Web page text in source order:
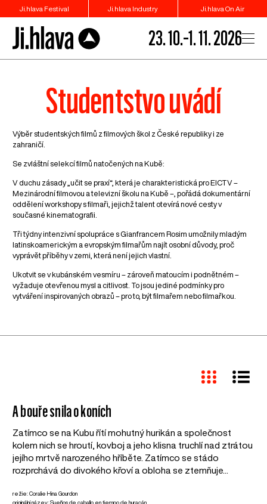
Ji.hlava Festival Ji.hlava Industry Ji.hlava On Air
23. 10.–1. 11. 2026
Studentstvo uvádí
Výběr studentských filmů z filmových škol z České republiky i ze
zahraničí.
Se zvláštní selekcí filmů natočených na Kubě:
V duchu zásady „učit se praxí“, která je charakteristická pro EICTV –
Mezinárodní filmovou a televizní školu na Kubě –, pořádá dokumentární
oddělení workshopy s filmaři, jejichž talent otevírá nové cesty v
současné kinematografii.
Tři týdny intenzivní spolupráce s Gianfrancem Rosim umožnily mladým
latinskoamerickým a evropským filmařům najít osobní důvody, proč
vyprávět příběhy v zemi, která není jejich vlastní.
Ukotvit se v kubánském vesmíru – zároveň matoucím i podnětném –
vyžaduje otevřenou mysl a citlivost. To jsou jediné podmínky pro
vytváření inspirovaných obrazů – pro to, být filmařem nebo filmařkou.
A bouře snila o koních
Zatímco se na Kubu řítí mohutný hurikán a společnost
kolem nich se hroutí, kovboj a jeho klisna truchlí nad ztrátou
jejího mrtvě narozeného hříběte. Zatímco se stádo
rozprchává do divokého křoví a obloha se ztemňuje...
režie: Coralie Hina Gourdon
originální název: Sueños de caballo en tiempo de huracán